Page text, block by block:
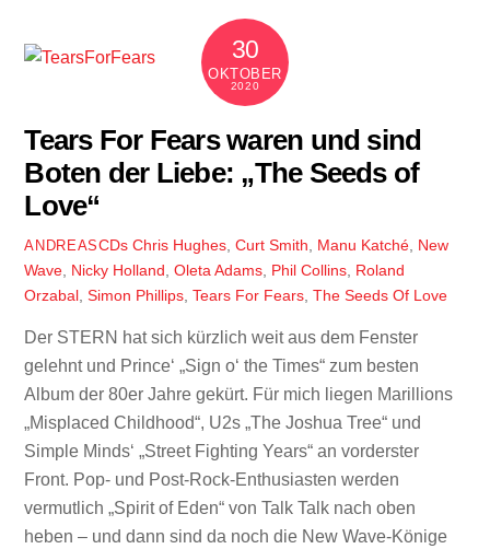
30
OKTOBER
2020
Tears For Fears waren und sind
Boten der Liebe: „The Seeds of
Love“
ANDREASCDs Chris Hughes, Curt Smith Manu Katché, New
Wave Nicky Holland ,Oleta Adams Phil Collins Roland
Orzabal ,Simon Phillips ,Tears For Fears ,The Seeds Of Love
Der STERN hat sich kürzlich weit aus dem Fenster
gelehnt und Prince‘ „Sign o‘ the Times“ zum besten
Album der 80er Jahre gekürt. Für mich liegen Marillions
„Misplaced Childhood“, U2s „The Joshua Tree“ und
Simple Minds‘ „Street Fighting Years“ an vorderster
Front. Pop- und Post-Rock-Enthusiasten werden
vermutlich „Spirit of Eden“ von Talk Talk nach oben
heben – und dann sind da noch die New Wave-Könige